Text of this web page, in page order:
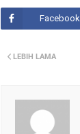
Facebook
LEBIH LAMA